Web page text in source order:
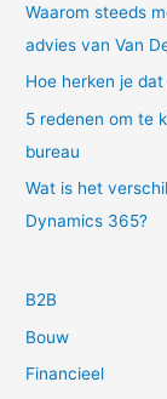
Waarom steeds
advies van Van
Hoe herken je
5 redenen om te
bureau
Wat is het
Dynamics 365?
B2B
Bouw
Financieel